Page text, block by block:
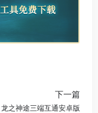
下一篇
龙之神途三端互通安卓版